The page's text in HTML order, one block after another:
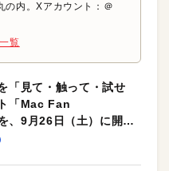
内。Xアカウント：＠
覧
「見て・触って・試せ
「Mac Fan
、9月26日（土）に開催